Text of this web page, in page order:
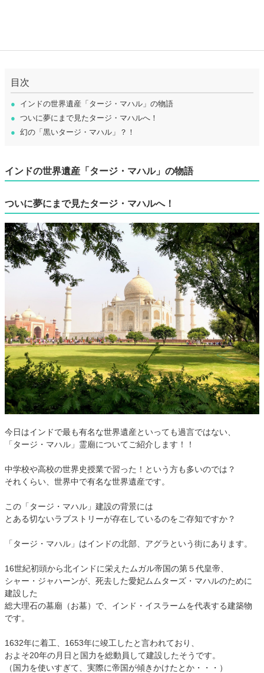
目次
●
インドの世界遺産「タージ・マハル」の物語
● ついに夢にまで見たタージ・マハルへ！
● 幻の「黒いタージ・マハル」？！
インドの世界遺産「タージ・マハル」の物語
ついに夢にまで見たタージ・マハルへ！
今日はインドで最も有名な世界遺産といっても過言ではない、
「タージ・マハル」霊廟についてご紹介します！！
中学校や高校の世界史授業で習った！という方も多いのでは？
それくらい、世界中で有名な世界遺産です。
この「タージ・マハル」建設の背景には
とある切ないラブストリーが存在しているのをご存知ですか？
「タージ・マハル」はインドの北部、アグラという街にあります。
16世紀初頭から北インドに栄えたムガル帝国の第５代皇帝、
シャー・ジャハーンが、死去した愛妃ムムターズ・マハルのために
建設した
総大理石の墓廟（お墓）で、インド・イスラームを代表する建築物
です。
1632年に着工、1653年に竣工したと言われており、
およそ20年の月日と国力を総動員して建設したそうです。
（国力を使いすぎて、実際に帝国が傾きかけたとか・・・）